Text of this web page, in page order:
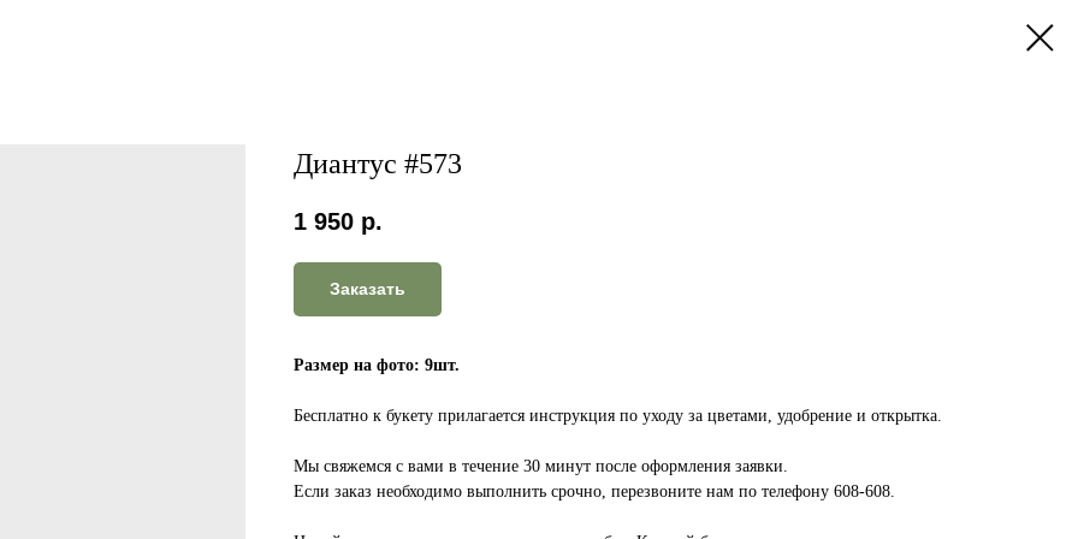
Диантус #573
1 950 р.
Заказать
Размер на фото: 9шт.
Бесплатно к букету прилагается инструкция по уходу за цветами, удобрение и открытка.
Мы свяжемся с вами в течение 30 минут после оформления заявки.
Если заказ необходимо выполнить срочно, перезвоните нам по телефону 608-608.